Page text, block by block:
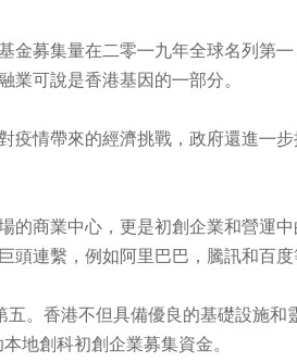
金募集量在二零㇐九年全球名列第
可說是香港基因的㇐部分。
情帶來的經濟挑戰，政府還進㇐
的商業中心，更是初創企業和營運
連繫，例如阿里巴巴，騰訊和百度
。香港不但具備優良的基礎設施和
地創科初創企業募集資金。